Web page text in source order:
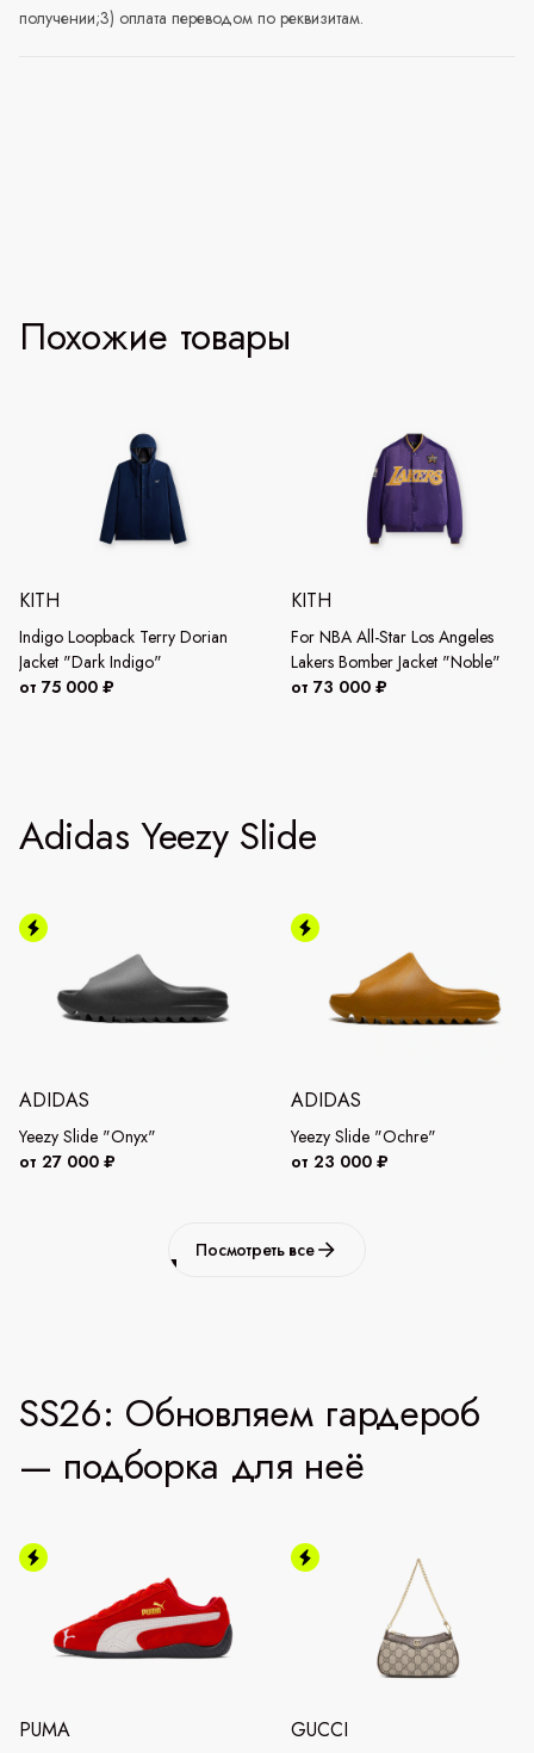
получении;3) оплата переводом по реквизитам.
Похожие товары
KITH
Indigo Loopback Terry Dorian
Jacket "Dark Indigo"
от 75 000 ₽
KITH
For NBA All-Star Los Angeles
Lakers Bomber Jacket "Noble"
от 73 000 ₽
Adidas Yeezy Slide
ADIDAS
Yeezy Slide "Onyx"
от 27 000 ₽
ADIDAS
Yeezy Slide "Ochre"
от 23 000 ₽
Посмотреть все
SS26: Обновляем гардероб
— подборка для неё
PUMA GUCCI